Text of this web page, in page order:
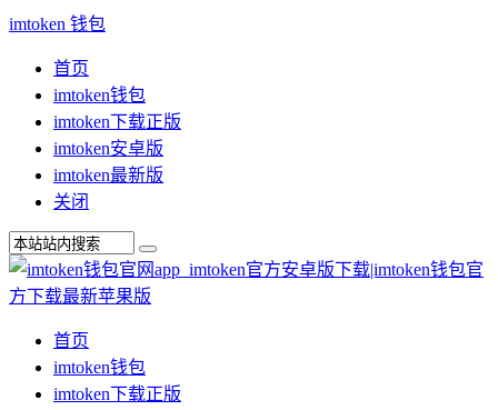
imtoken 钱包
首页
imtoken钱包
imtoken下载正版
imtoken安卓版
imtoken最新版
关闭
首页
imtoken钱包
imtoken下载正版